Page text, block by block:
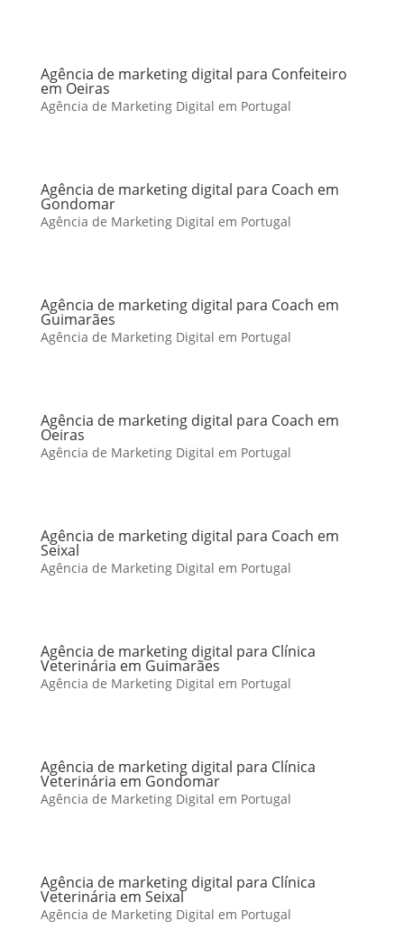
Agência de marketing digital para Confeiteiro
em Oeiras
Agência de Marketing Digital em Portugal
Agência de marketing digital para Coach em
Gondomar
Agência de Marketing Digital em Portugal
Agência de marketing digital para Coach em
Guimarães
Agência de Marketing Digital em Portugal
Agência de marketing digital para Coach em
Oeiras
Agência de Marketing Digital em Portugal
Agência de marketing digital para Coach em
Seixal
Agência de Marketing Digital em Portugal
Agência de marketing digital para Clínica
Veterinária em Guimarães
Agência de Marketing Digital em Portugal
Agência de marketing digital para Clínica
Veterinária em Gondomar
Agência de Marketing Digital em Portugal
Agência de marketing digital para Clínica
Veterinária em Seixal
Agência de Marketing Digital em Portugal